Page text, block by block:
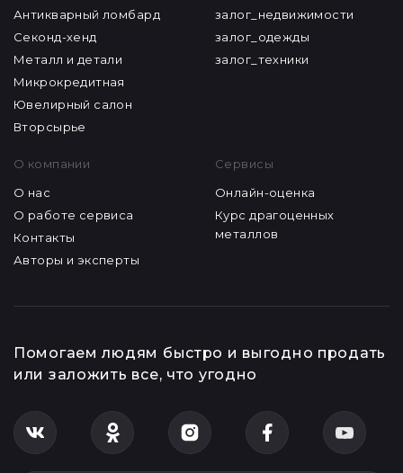
Антикварный ломбард
Секонд-хенд
Металл и детали
Микрокредитная
Ювелирный салон
Вторсырье
залог_недвижимости
залог_одежды
залог_техники
О компании
О нас
О работе сервиса
Контакты
Авторы и эксперты
Сервисы
Онлайн-оценка
Курс драгоценных
металлов
Помогаем людям быстро и выгодно продать
или заложить все, что угодно